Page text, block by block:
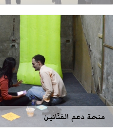
منحة دعم الفنّانين